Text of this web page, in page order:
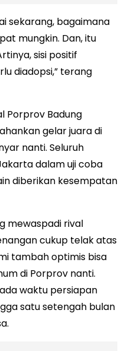
sekarang, bagaimana
mungkin. Dan, itu
sisi positif
diadopsi,” terang
Porprov Badung
gelar juara di
nanti. Seluruh
dalam uji coba
diberikan kesempatan
mewaspadi rival
cukup telak atas
tambah optimis bisa
di Porprov nanti.
waktu persiapan
satu setengah bulan